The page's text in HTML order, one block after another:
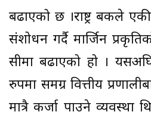
बढाएको छ ।राष्ट्र बैंकले
संशोधन गर्दै मार्जिन
सीमा बढाएको हो ।
रुपमा समग्र वित्तीय
मात्रै कर्जा पाउने व्यवस्था